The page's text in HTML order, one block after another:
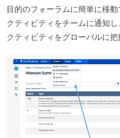
目的のフォーラムに簡単に移
クティビティをチームに通知
クティビティをグローバルに把